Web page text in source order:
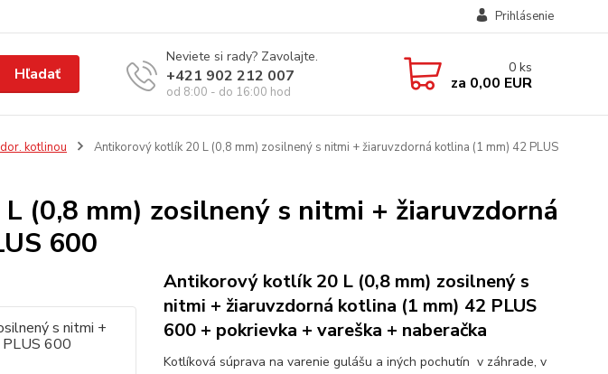
Prihlásenie
Hľadať
Neviete si rady? Zavolajte.
+421 902 212 007
od 8:00 - do 16:00 hod
0 ks
za 0,00 EUR
kotlinou
Antikorový kotlík 20 L (0,8 mm) zosilnený s nitmi + žiaruvzdorná kotlina (1 mm) 42 PLUS
(0,8 mm) zosilnený s nitmi + žiaruvzdorná
600
Antikorový kotlík 20 L (0,8 mm) zosilnený s
nitmi + žiaruvzdorná kotlina (1 mm) 42 PLUS
600 + pokrievka + vareška + naberačka
Kotlíková súprava na varenie gulášu a iných pochutín v záhrade, v